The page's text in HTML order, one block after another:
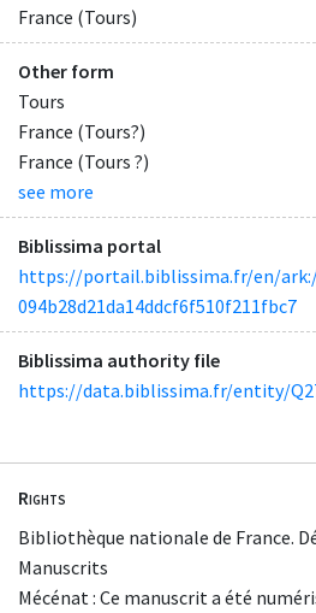
France (Tours)
Other form
Tours
France (Tours?)
France (Tours ?)
see more
Biblissima portal
https://portail.biblissima.fr/en/
094b28d21da14ddcf6f510f211fbc7
Biblissima authority file
https://data.biblissima.fr/entity/
Rights
Bibliothèque nationale de France.
Manuscrits
Mécénat : Ce manuscrit a été